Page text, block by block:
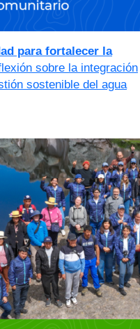
para fortalecer la
sobre la integración
sostenible del agua